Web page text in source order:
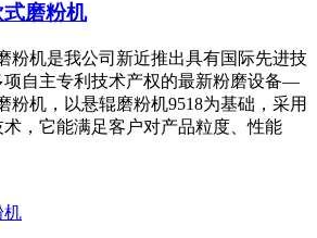
磨粉机
粉机是我公司新近推出具有国际先进技
项自主专利技术产权的最新粉磨设备—
粉机，以悬辊磨粉机9518为基础，采用
，它能满足客户对产品粒度、性能